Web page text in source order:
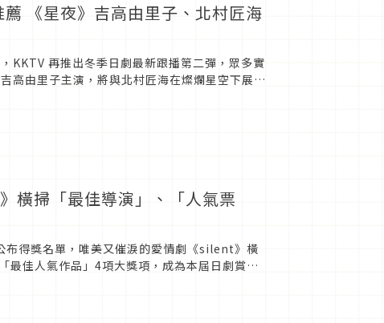
《星夜》吉高由里子、北村匠海
KKTV 再推出冬季日劇最新跟播第二彈，眾多實
高由里子主演，將與北村匠海在燦爛星空下展開
橫掃「最佳導演」、「人氣票
布得獎名單，唯美又催淚的愛情劇《silent》橫
最佳人氣作品」4項大獎項，成為本屆日劇賞最